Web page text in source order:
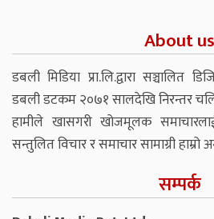
About us
डबली मिडिया प्रा.लि.द्वारा सञ्चालित
डबली डटकम २०७१ सालदेखि निरन्तर
हामीले खासगरी खोजमूलक
सन्तुलित विचार र समाचार सामाग्री हाम्रो
सम्पर्क